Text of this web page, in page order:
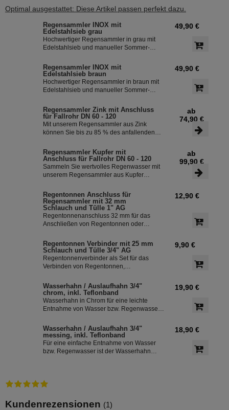
Optimal ausgestattet: Diese Artikel passen perfekt dazu.
Regensammler INOX mit
Edelstahlsieb grau
Hochwertiger Regensammler in grau mit
Edelstahlsieb und manueller Sommer-
INOX verfügt über einen integriertem
Überlaufstop und leitet zuverlässig
sauberes Regenwasser in ihre
Regentonne. Dieser Fallrohrfilter ist bereits
49,90 €
Regensammler INOX mit
Edelstahlsieb braun
Hochwertiger Regensammler in braun mit
Edelstahlsieb und manueller Sommer-
INOX verfügt über einen integriertem
Überlaufstop und leitet zuverlässig
sauberes Regenwasser in ihre
Regentonne. Dieser Fallrohrfilter ist bereits
49,90 €
Regensammler Zink mit Anschluss
für Fallrohr DN 60 - 120
Mit unserem Regensammler aus Zink
können Sie bis zu 85 % des anfallenden
Regentonne speichern. Der Regensammler
ist frostsicher und lässt sich durch das
Schiebeteil einfach ein- und ausbauen. Der
flexible Schlauchanschluss mit einer Länge
ab
74,90 €
Regensammler Kupfer mit
Anschluss für Fallrohr DN 60 - 120
Sammeln Sie wertvolles Regenwasser mit
unserem Regensammler aus Kupfer
eine effiziente Nutzung des Regenwassers
und ist einfach zu installieren. Damit
können Sie bis zu 85 % des anfallenden
Regenwassers sammeln und in Ihre
Regentonne leiten.
ab
99,90 €
Regentonnen Anschluss für
Regensammler mit 32 mm
Schlauch und Tülle 1" AG
Regentonnenanschluss 32 mm für das
Anschließen von Regentonnen oder
Schlauchdurchmesser von 32 mm.
12,90 €
Regentonnen Verbinder mit 25 mm
Schlauch und Tülle 3/4" AG
Regentonnenverbinder als Set für das
Verbinden von Regentonnen,
Regenwassertank mit einem
Schlauchdurchmesser von 25 mm
9,90 €
Wasserhahn / Auslaufhahn 3/4"
chrom, inkl. Teflonband
Wasserhahn in Chrom für eine leichte
Entnahme von Wasser bzw. Regenwasser
ein 3/4 Zoll Außengewinde für eine
einfache Montage an der
Regenwassertonne. Das Teflonband
dichtete das Gewinde des Auslaufhahn ab.
19,90 €
Wasserhahn / Auslaufhahn 3/4"
messing, inkl. Teflonband
Für eine einfache Entnahme von Wasser
bzw. Regenwasser ist der Wasserhahn
Ein Teflonband für den Auslaufhahn ist im
18,90 €
Kundenrezensionen (1)